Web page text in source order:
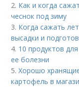
2. Как и когда
чеснок под зиму
3. Когда сажать
высадки и
4. 10 продуктов
ее болезни
5.Хорошо
картофель в